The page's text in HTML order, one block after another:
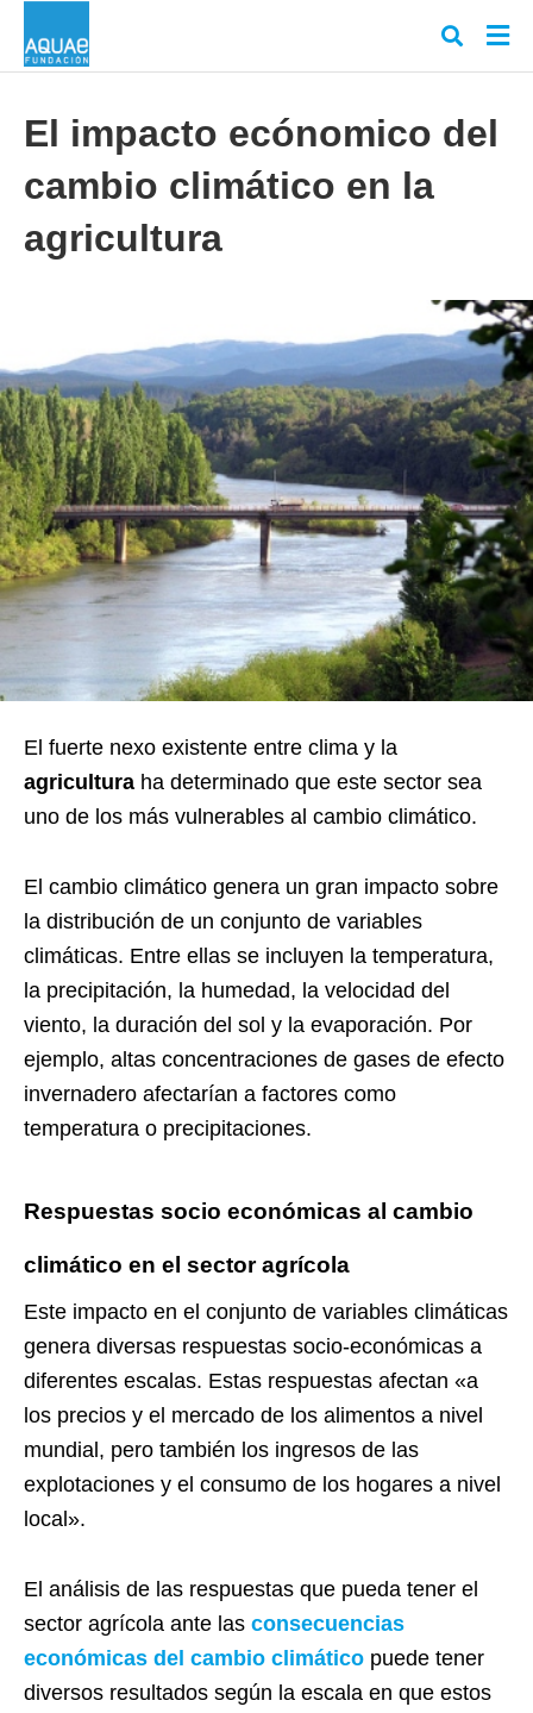
El impacto ecónomico del
cambio climático en la
agricultura
El fuerte nexo existente entre clima y la
agricultura ha determinado que este sector sea
uno de los más vulnerables al cambio climático.
El cambio climático genera un gran impacto sobre
la distribución de un conjunto de variables
climáticas. Entre ellas se incluyen la temperatura,
la precipitación, la humedad, la velocidad del
viento, la duración del sol y la evaporación. Por
ejemplo, altas concentraciones de gases de efecto
invernadero afectarían a factores como
temperatura o precipitaciones.
Respuestas socio económicas al cambio
climático en el sector agrícola
Este impacto en el conjunto de variables climáticas
genera diversas respuestas socio-económicas a
diferentes escalas. Estas respuestas afectan «a
los precios y el mercado de los alimentos a nivel
mundial, pero también los ingresos de las
explotaciones y el consumo de los hogares a nivel
local».
El análisis de las respuestas que pueda tener el
sector agrícola ante las consecuencias
económicas del cambio climático puede tener
diversos resultados según la escala en que estos